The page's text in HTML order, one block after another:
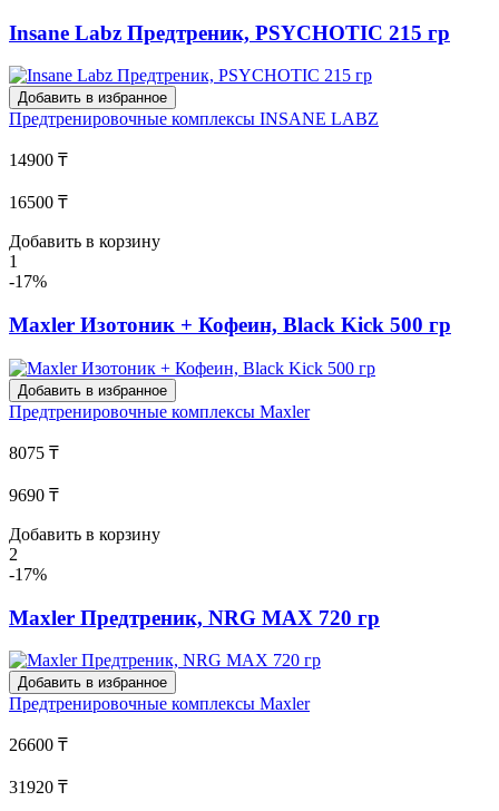
Insane Labz Предтреник, PSYCHOTIC 215 гр
Добавить в избранное
Предтренировочные комплексы INSANE LABZ
14900 ₸
16500 ₸
Добавить в корзину
1
-17%
Maxler Изотоник + Кофеин, Black Kick 500 гр
Добавить в избранное
Предтренировочные комплексы Maxler
8075 ₸
9690 ₸
Добавить в корзину
2
-17%
Maxler Предтреник, NRG MAX 720 гр
Добавить в избранное
Предтренировочные комплексы Maxler
26600 ₸
31920 ₸